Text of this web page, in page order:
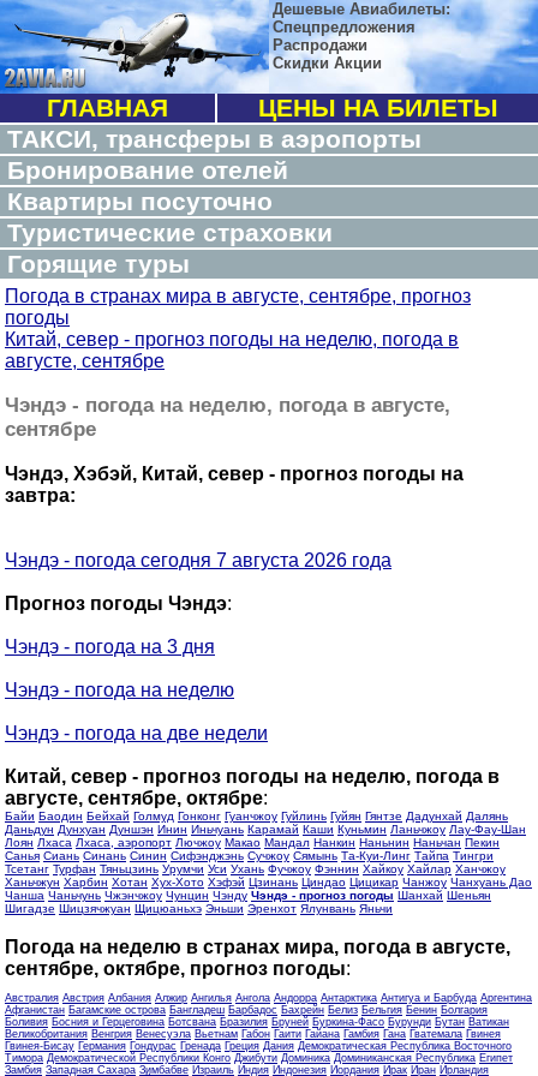
Дешевые Авиабилеты:
Спецпредложения
Распродажи
Скидки Акции
ГЛАВНАЯ
ЦЕНЫ НА БИЛЕТЫ
ТАКСИ, трансферы в аэропорты
Бронирование отелей
Квартиры посуточно
Туристические страховки
Горящие туры
Погода в странах мира в августе, сентябре, прогноз
погоды
Китай, север - прогноз погоды на неделю, погода в
августе, сентябре
Чэндэ - погода на неделю, погода в августе,
сентябре
Чэндэ, Хэбэй, Китай, север - прогноз погоды на
завтра:
Чэндэ - погода сегодня 7 августа 2026 года
Прогноз погоды Чэндэ:
Чэндэ - погода на 3 дня
Чэндэ - погода на неделю
Чэндэ - погода на две недели
Китай, север - прогноз погоды на неделю, погода в
августе, сентябре, октябре:
Байи Баодин Бейхай Голмуд Гонконг Гуанчжоу Гуйлинь Гуйян Гянтзе Дадунхай Далянь
Даньдун Дунхуан Дуншэн Инин Иньчуань Карамай Каши Куньмин Ланьчжоу Лау-Фау-Шан
Лоян Лхаса Лхаса, аэропорт Лючжоу Макао Мандал Нанкин Наньнин Наньчан Пекин
Санья Сиань Синань Синин Сифэнджэнь Сучжоу Сямынь Та-Куи-Линг Тайпа Тингри
Тсетанг Турфан Тяньцзинь Урумчи Уси Ухань Фучжоу Фэннин Хайкоу Хайлар Ханчжоу
Ханьчжун Харбин Хотан Хух-Хото Хэфэй Цзинань Циндао Цицикар Чанжоу Чанхуань Дао
Чанша Чаньчунь Чжэнчжоу Чунцин Чэнду Чэндэ - прогноз погоды Шанхай Шеньян
Шигадзе Шицзячжуан Щицюаньхэ Эньши Эренхот Ялунвань Яньчи
Погода на неделю в странах мира, погода в августе,
сентябре, октябре, прогноз погоды:
Австралия Австрия Албания Алжир Ангилья Ангола Андорра Антарктика Антигуа и Барбуда Аргентина
Афганистан Багамские острова Бангладеш Барбадос Бахрейн Белиз Бельгия Бенин Болгария
Боливия Босния и Герцеговина Ботсвана Бразилия Бруней Буркина-Фасо Бурунди Бутан Ватикан
Великобритания Венгрия Венесуэла Вьетнам Габон Гаити Гайана Гамбия Гана Гватемала Гвинея
Гвинея-Бисау Германия Гондурас Гренада Греция Дания Демократическая Республика Восточного
Тимора Демократической Республики Конго Джибути Доминика Доминиканская Республика Египет
Замбия Западная Сахара Зимбабве Израиль Индия Индонезия Иордания Ирак Иран Ирландия